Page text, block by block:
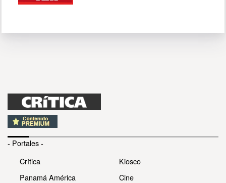
- Portales -
Crítica
Panamá América
Kiosco
Cine